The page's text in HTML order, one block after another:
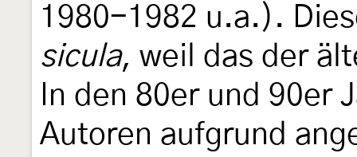
1980-1982 u.a.).
sicula, weil das der
In den 80er und 90er
Autoren aufgrund